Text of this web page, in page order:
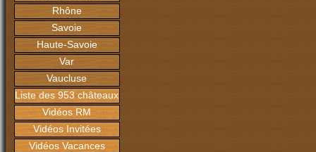
Rhône
Savoie
Haute-Savoie
Var
Vaucluse
Liste des 953 châteaux
Vidéos RM
Vidéos Invitées
Vidéos Vacances